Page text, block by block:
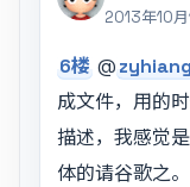
2013年10
6楼 @
成文件，用的
描述，我感觉
体的请谷歌之。